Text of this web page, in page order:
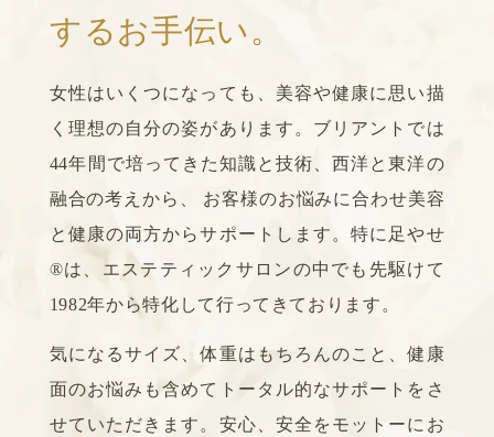
するお手伝い。
女性はいくつになっても、美容や健康に思い描
く理想の自分の姿があります。 ブリアントでは
44年間で培ってきた知識と技術、西洋と東洋の
融合の考えから、
お客様のお悩みに合わせ美容
と健康の両方からサポートします。特に足やせ
®は、エステティックサロンの中でも先駆けて
1982年から特化して行ってきております。
気になるサイズ、体重はもちろんのこと、健康
面のお悩みも含めてトータル的なサポートをさ
せていただきます。 安心、安全をモットーにお